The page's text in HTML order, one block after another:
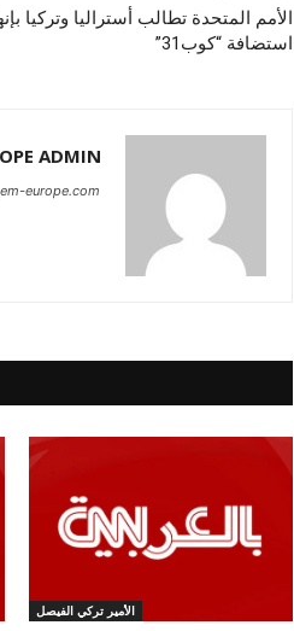
الأمم المتحدة تطالب أستراليا وتركيا
استضافة “كوب31”
ADMIN
europe.com
الأمير تركي الفيصل